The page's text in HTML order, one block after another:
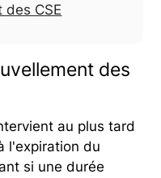
des CSE
des
au plus tard
l'expiration du
si une durée